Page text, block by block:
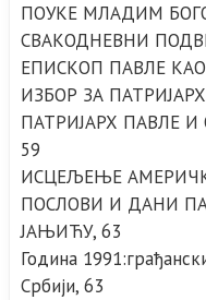
ПОУКЕ МЛАДИМ
СВАКОДНЕВНИ
ЕПИСКОП ПАВЛЕ
ИЗБОР ЗА
ПАТРИЈАРХ ПАВЛЕ
59
ИСЦЕЉЕЊЕ
ПОСЛОВИ И ДАНИ
ЈАЊИЋУ, 63
Година
Србији, 63